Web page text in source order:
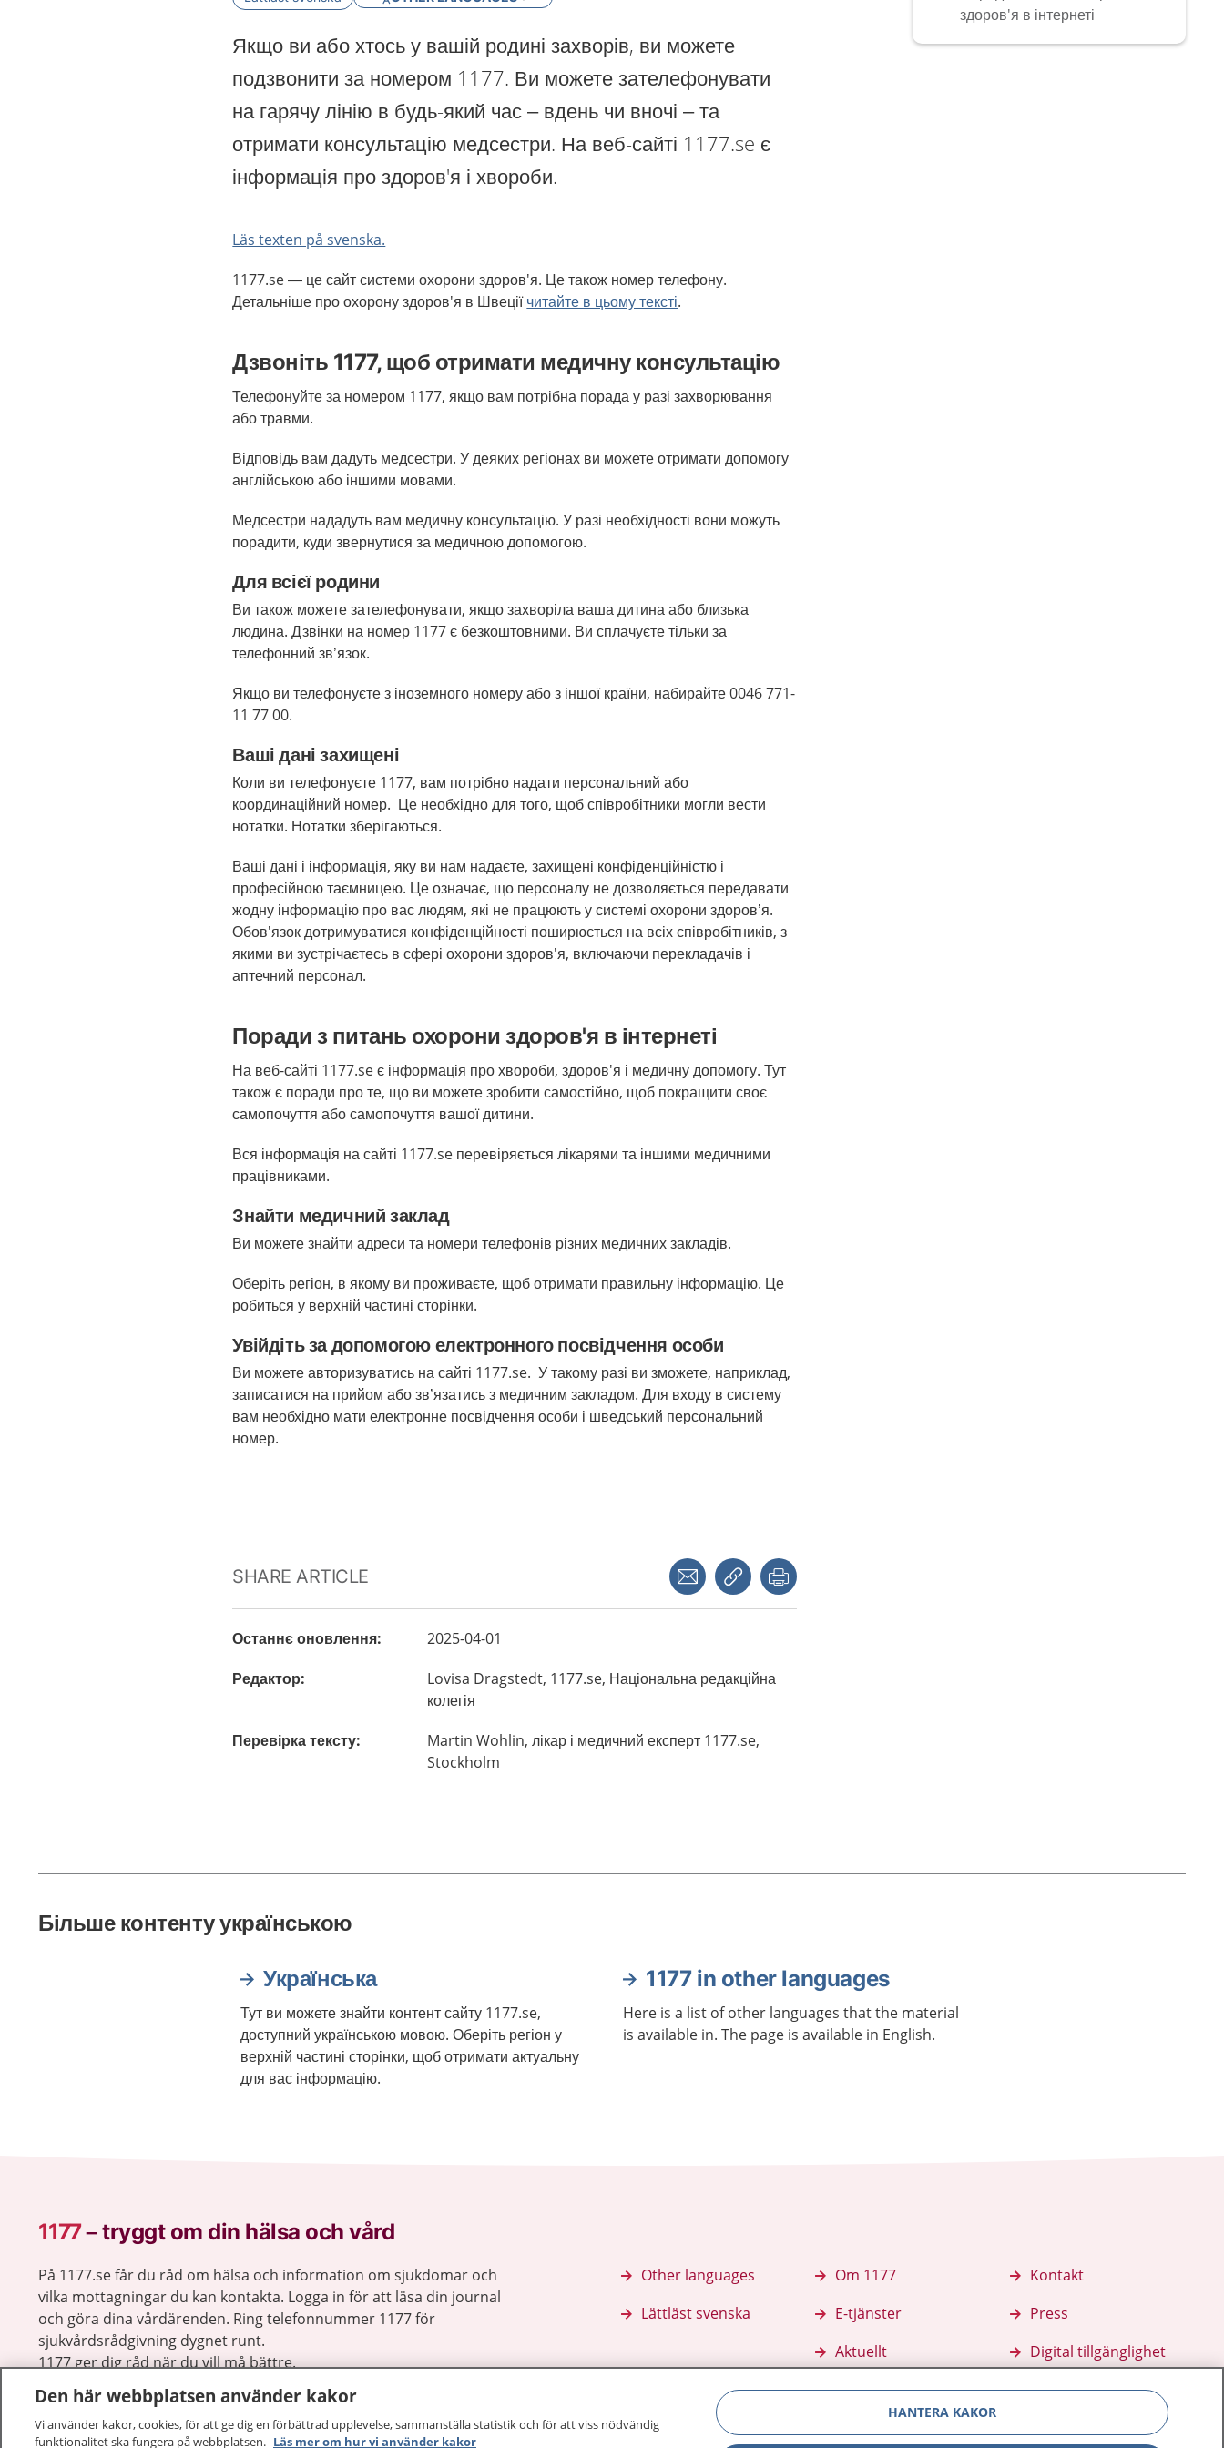
Якщо ви або хтось у вашій родині захворів, ви можете
подзвонити за номером 1177. Ви можете зателефонувати
на гарячу лінію в будь-який час – вдень чи вночі – та
отримати консультацію медсестри. На веб-сайті 1177.se є
інформація про здоров'я і хвороби.
Läs texten på svenska.
1177.se — це сайт системи охорони здоров'я. Це також номер телефону.
Детальніше про охорону здоров'я в Швеціїчитайте в цьому тексті.
Дзвоніть 1177, щоб отримати медичну консультацію
Телефонуйте за номером 1177, якщо вам потрібна порада у разі захворювання
або травми.
Відповідь вам дадуть медсестри. У деяких регіонах ви можете отримати допомогу
англійською або іншими мовами.
Медсестри нададуть вам медичну консультацію. У разі необхідності вони можуть
порадити, куди звернутися за медичною допомогою.
Для всієї родини
Ви також можете зателефонувати, якщо захворіла ваша дитина або близька
людина. Дзвінки на номер 1177 є безкоштовними. Ви сплачуєте тільки за
телефонний зв’язок.
Якщо ви телефонуєте з іноземного номеру або з іншої країни, набирайте 0046 771-
11 77 00.
Ваші дані захищені
Коли ви телефонуєте 1177, вам потрібно надати персональний або
координаційний номер. Це необхідно для того, щоб співробітники могли вести
нотатки. Нотатки зберігаються.
Ваші дані і інформація, яку ви нам надаєте, захищені конфіденційністю і
професійною таємницею. Це означає, що персоналу не дозволяється передавати
жодну інформацію про вас людям, які не працюють у системі охорони здоров’я.
Обов'язок дотримуватися конфіденційності поширюється на всіх співробітників, з
якими ви зустрічаєтесь в сфері охорони здоров'я, включаючи перекладачів і
аптечний персонал.
Поради з питань охорони здоров'я в інтернеті
На веб-сайті 1177.se є інформація про хвороби, здоров'я і медичну допомогу. Тут
також є поради про те, що ви можете зробити самостійно, щоб покращити своє
самопочуття або самопочуття вашої дитини.
Вся інформація на сайті 1177.se перевіряється лікарями та іншими медичними
працівниками.
Знайти медичний заклад
Ви можете знайти адреси та номери телефонів різних медичних закладів.
Оберіть регіон, в якому ви проживаєте, щоб отримати правильну інформацію. Це
робиться у верхній частині сторінки.
Увійдіть за допомогою електронного посвідчення особи
Ви можете авторизуватись на сайті 1177.se. У такому разі ви зможете, наприклад,
записатися на прийом або зв’язатись з медичним закладом. Для входу в систему
вам необхідно мати електронне посвідчення особи і шведський персональний
номер.
SHARE ARTICLE Share with a friend
Copy link
Останнє оновлення:
2025-04-01
Редактор: Lovisa Dragstedt, 1177.se, Національна редакційна
колегія
Перевірка тексту: Martin Wohlin, лікар і медичний експерт 1177.se,
Stockholm
здоров'я в інтернеті
Більше контенту українською
Українська
Тут ви можете знайти контент сайту 1177.se,
доступний українською мовою. Оберіть регіон у
верхній частині сторінки, щоб отримати актуальну
для вас інформацію.
1177 in other languages
Here is a list of other languages that the material
is available in. The page is available in English.
1177–tryggt om din hälsa och vård
På 1177.se får du råd om hälsa och information om sjukdomar och
vilka mottagningar du kan kontakta. Logga in för att läsa din journal
och göra dina vårdärenden. Ring telefonnummer 1177 för
sjukvårdsrådgivning dygnet runt.
1177 ger dig råd när du vill må bättre.
Other languages
Lättläst svenska
Om 1177
E-tjänster
Aktuellt
Kontakt
Press
Digital tillgänglighet
Den här webbplatsen använder kakor
Vi använder kakor, cookies, för att ge dig en förbättrad upplevelse, sammanställa statistik och för att viss nödvändig
funktionalitet ska fungera på webbplatsen. Läs mer om hur vi använder kakor
HANTERA KAKOR